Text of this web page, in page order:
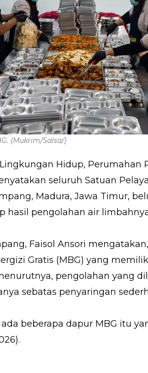
(Mukrim/Salsa/)
Hidup, Perumahan
seluruh Satuan
Madura, Jawa Timur,
hasil pengolahan air
Faisol Ansori
Gratis (MBG) yang
pengolahan yang
sebatas penyaringan
beberapa dapur MBG itu